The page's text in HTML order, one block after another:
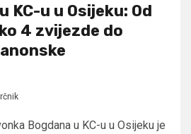
KC-u u Osijeku: Od
4 zvijezde do
Bogdana u KC-u u Osijeku je